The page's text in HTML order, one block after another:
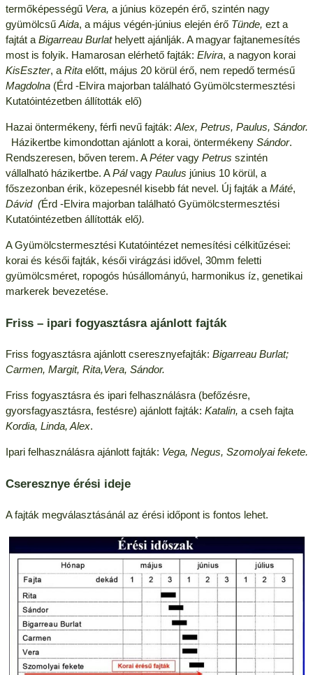
termőképességű Vera, a június közepén érő, szintén nagy
gyümölcsű Aida, a május végén-június elején érőTünde, ezt a
fajtát a Bigarreau Burlathelyett ajánlják. A magyar fajtanemesítés
most is folyik. Hamarosan elérhető fajták: Elvira, a nagyon korai
KisEszter, a Ritaelőtt, május 20 körül érő, nem repedő termésű
Magdolna(Érd -Elvira majorban található Gyümölcstermesztési
Kutatóintézetben állították elő)
Hazai öntermékeny, férfi nevű fajták: Alex, Petrus, Paulus, Sándor.
Házikertbe kimondottan ajánlott a korai, öntermékenySándor.
Rendszeresen, bőven terem. APétervagy Petrus szintén
vállalható házikertbe. APálvagy Paulus június 10 körül, a
főszezonban érik, közepesnél kisebb fát nevel. Új fajták a Máté,
Dávid (Érd -Elvira majorban található Gyümölcstermesztési
Kutatóintézetben állították elő).
A Gyümölcstermesztési Kutatóintézet nemesítési célkitűzései:
korai és késői fajták, késői virágzási idővel, 30mm feletti
gyümölcsméret, ropogós húsállományú, harmonikus íz, genetikai
markerek bevezetése.
Friss – ipari fogyasztásra ajánlott fajták
Friss fogyasztásra ajánlott cseresznyefajták: Bigarreau Burlat;
Carmen, Margit, Rita,Vera, Sándor.
Friss fogyasztásra és ipari felhasználásra (befőzésre,
gyorsfagyasztásra, festésre) ajánlott fajták: Katalin, a cseh fajta
Kordia, Linda, Alex.
Ipari felhasználásra ajánlott fajták: Vega, Negus, Szomolyai fekete.
Cseresznye érési ideje
A fajták megválasztásánál az érési időpont is fontos lehet.